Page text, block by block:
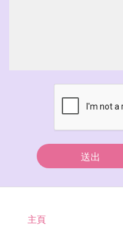
送出
主頁